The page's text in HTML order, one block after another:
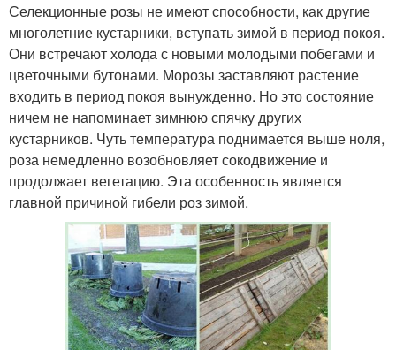
Селекционные розы не имеют способности, как другие
многолетние кустарники, вступать зимой в период покоя.
Они встречают холода с новыми молодыми побегами и
цветочными бутонами. Морозы заставляют растение
входить в период покоя вынужденно. Но это состояние
ничем не напоминает зимнюю спячку других
кустарников. Чуть температура поднимается выше ноля,
роза немедленно возобновляет сокодвижение и
продолжает вегетацию. Эта особенность является
главной причиной гибели роз зимой.